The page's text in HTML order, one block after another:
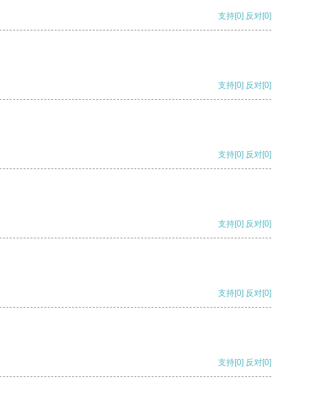
支持[0] 反对[0]
支持[0] 反对[0]
支持[0] 反对[0]
支持[0] 反对[0]
支持[0] 反对[0]
支持[0] 反对[0]